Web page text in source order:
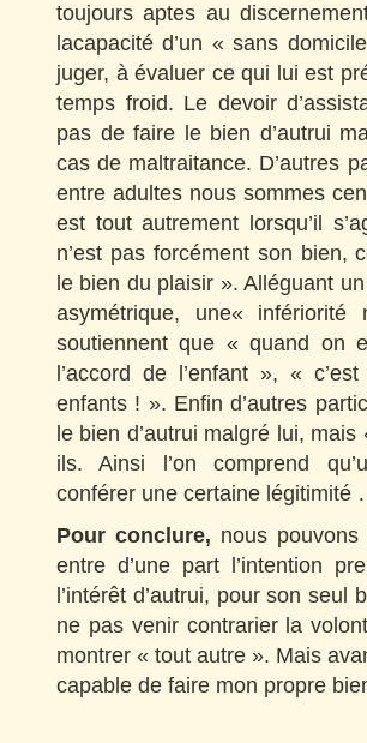
toujours aptes au
lacapacité d’un « sans
juger, à évaluer ce qui lui est
temps froid. Le devoir
pas de faire le bien d’autrui
cas de maltraitance. D’autres
entre adultes nous sommes
est tout autrement lorsqu’il
n’est pas forcément son bien,
le bien du plaisir ». Alléguant
asymétrique, une«
soutiennent que « quand on
l’accord de l’enfant », «
enfants ! ». Enfin d’autres
le bien d’autrui malgré lui,
ils. Ainsi l’on comprend
conférer une certaine légitimité
Pour conclure, nous
entre d’une part l’intention
l’intérêt d’autrui, pour son
ne pas venir contrarier la
montrer « tout autre ». Mais
capable de faire mon propre